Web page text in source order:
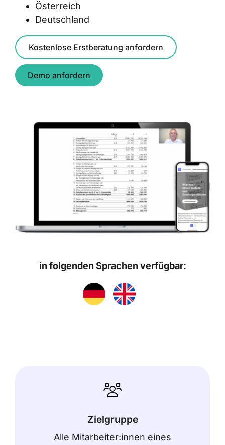
Österreich
Deutschland
Kostenlose Erstberatung anfordern
Demo anfordern
in folgenden Sprachen verfügbar:
Zielgruppe
Alle Mitarbeiter:innen eines